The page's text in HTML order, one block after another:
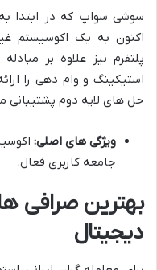
سوشی سواپ که در ابتدا
اکنون به یک اکوسیستم
پلتفرم نیز علاوه بر
استیکینگ و وام دهی را
حل های لایه دوم پشتیبانی
ویژگی های اصلی:
جامعه کاربری فعال.
بهترین صرافی
دیجیتال